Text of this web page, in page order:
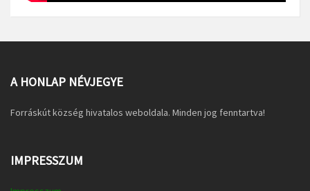
A HONLAP NÉVJEGYE
Forráskút község hivatalos weboldala. Minden jog fenntartva!
IMPRESSZUM